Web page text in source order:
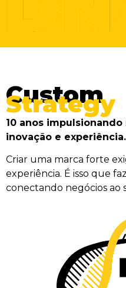
Custom
Strategy
10 anos
inovação e experiência.
Criar uma marca forte
experiência. É isso que
conectando negócios ao